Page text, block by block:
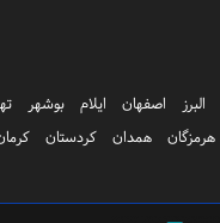
البرز اصفهان ایلام بوشهر
هرمزگان همدان کردستان